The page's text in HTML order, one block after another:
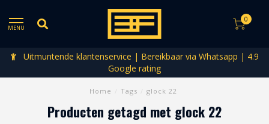
MENU
0
Uitmuntende klantenservice | Bereikbaar via Whatsapp | 4.9
Google rating
Home Tags glock 22
Producten getagd met glock 22